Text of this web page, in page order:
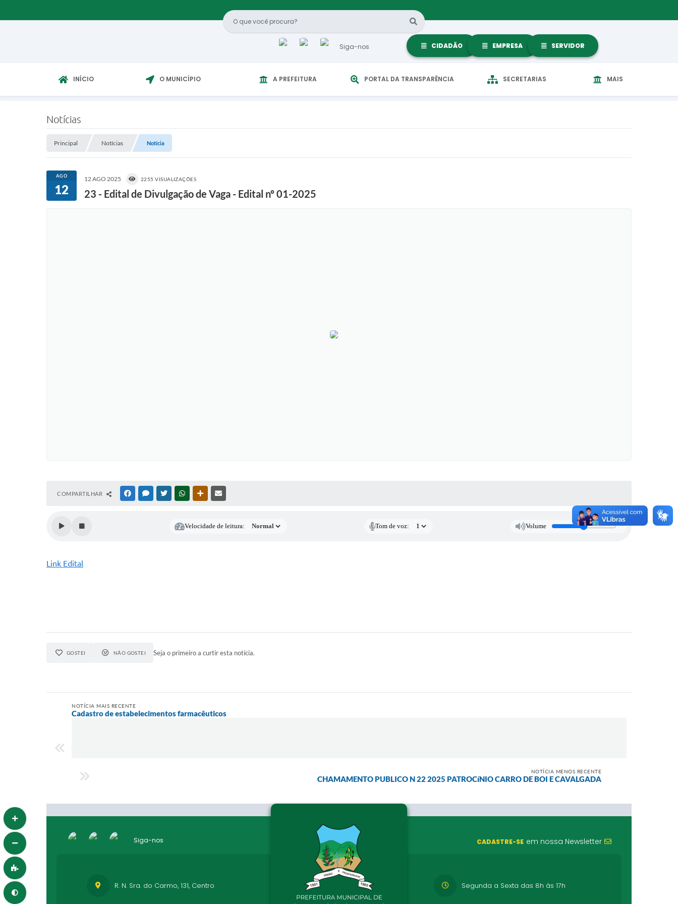
Siga-nos CIDADÃO EMPRESA SERVIDOR
INÍCIO O MUNICÍPIO A PREFEITURA PORTAL DA TRANSPARÊNCIA SECRETARIAS MAIS
Notícias
Principal Notícias Notícia
AGO
12
12 AGO 2025 2255 VISUALIZAÇÕES
23 - Edital de Divulgação de Vaga - Edital nº 01-2025
COMPARTILHAR FACEBOOKMESSENGER
TWITTERWHATSAPPOUTRAS MÍDIAS
Velocidade de leitura: Tom de voz: Volume
Link Edital
GOSTEI NÃO GOSTEI Seja o primeiro a curtir esta notícia.
NOTÍCIA MAIS RECENTE
Cadastro de estabelecimentos farmacêuticos
NOTÍCIA MENOS RECENTE
CHAMAMENTO PUBLICO N 22 2025 PATROCíNIO CARRO DE BOI E CAVALGADA
Siga-nos CADASTRE-SE em nossa Newsletter
R. N. Sra. do Carmo, 131, Centro Segunda a Sexta das 8h às 17h